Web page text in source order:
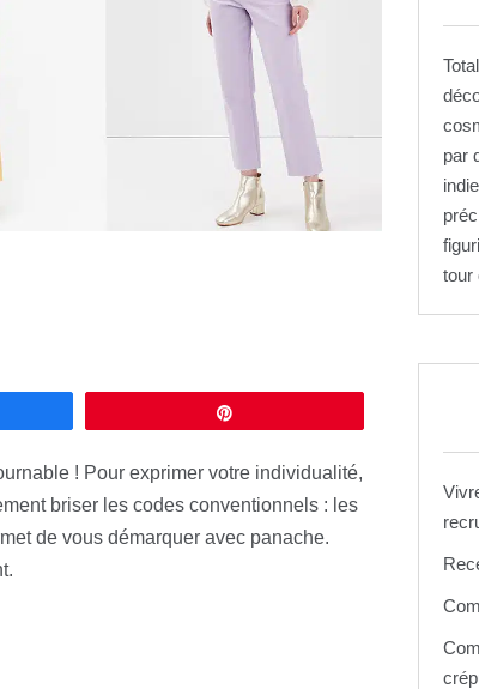
! Pour exprimer votre individualité,
briser les codes conventionnels : les
de vous démarquer avec panache.
par
tour